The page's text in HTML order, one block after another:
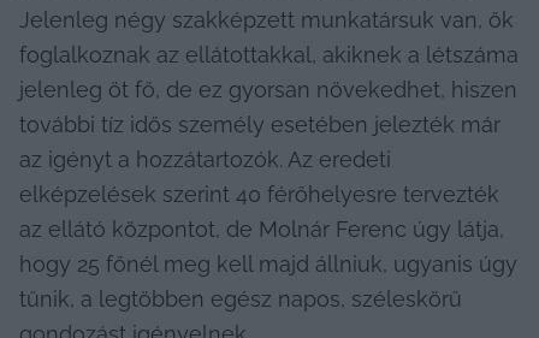
Jelenleg négy szakképzett munkatársuk van, ők
foglalkoznak az ellátottakkal, akiknek a létszáma
jelenleg öt fő, de ez gyorsan növekedhet, hiszen
további tíz idős személy esetében jelezték már
az igényt a hozzátartozók. Az eredeti
elképzelések szerint 40 férőhelyesre tervezték
az ellátó központot, de Molnár Ferenc úgy látja,
hogy 25 főnél meg kell majd állniuk, ugyanis úgy
tűnik, a legtöbben egész napos, széleskörű